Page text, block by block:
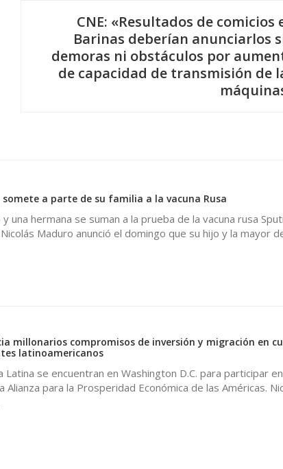
CNE: «Resultados de comicios
Barinas deberían anunciarlos
demoras ni obstáculos por
de capacidad de transmisión de
a parte de su familia a la vacuna Rusa
una hermana se suman a la prueba de la vacuna rusa
Maduro anunció el domingo que su hijo y la mayor
millonarios compromisos de inversión y migración en
latinoamericanos
se encuentran en Washington D.C. para participar
Alianza para la Prosperidad Económica de las Américas.